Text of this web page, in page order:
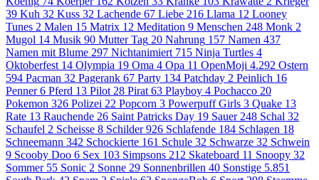
39 Kuh 32 Kuss 32 Lachende 67 Liebe 216 Llama 12 Looney
Tunes 2 Malen 15 Matrix 12 Meditation 9 Menschen 248 Monk 2
Mugol 14 Musik 90 Mutter Tag 20 Nahrung 157 Namen 437
Namen mit Blume 297 Nichtanimiert 715 Ninja Turtles 4
Oktoberfest 14 Olympia 19 Oma 4 Opa 11 OpenMoji 4.292 Ostern
594 Pacman 32 Pagerank 67 Party 134 Patchday 2 Peinlich 16
Penner 6 Pferd 13 Pilot 28 Pirat 63 Playboy 4 Pochacco 20
Pokemon 326 Polizei 22 Popcorn 3 Powerpuff Girls 3 Quake 13
Rate 13 Rauchende 26 Saint Patricks Day 19 Sauer 248 Schal 32
Schaufel 2 Scheisse 8 Schilder 926 Schlafende 184 Schlagen 18
Schneemann 342 Schockierte 161 Schule 32 Schwarze 32 Schwein
9 Scooby Doo 6 Sex 103 Simpsons 212 Skateboard 11 Snoopy 32
Sommer 55 Sonic 2 Sonne 29 Sonnenbrillen 40 Sonstige 5.851